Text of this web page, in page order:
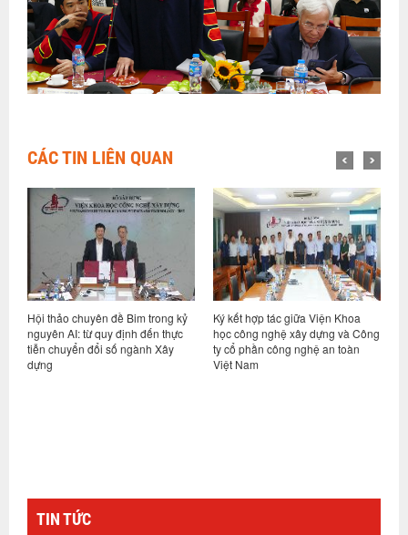
CÁC TIN LIÊN QUAN
Ký kết hợp tác giữa Viện Khoa
học công nghệ xây dựng và Công
ty cổ phần công nghệ an toàn
Việt Nam
Hội nghị sơ kết thực hiện nhiệm
vụ 6 tháng đầu năm và triển khai
nhiệm vụ kế hoạch các tháng
cuối năm 2026
TIN TỨC